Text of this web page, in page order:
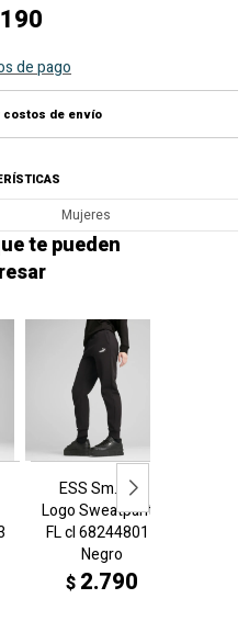
de pago
costos de envío
Mujeres
te pueden
ESS Sm.Nº1
Logo Sweatpants
FL cl 68244801 -
Negro
$ 2.790